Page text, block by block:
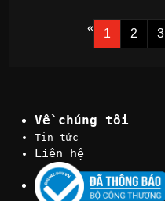
« 1 2 3
Về chúng tôi
Tin tức
Liên hệ